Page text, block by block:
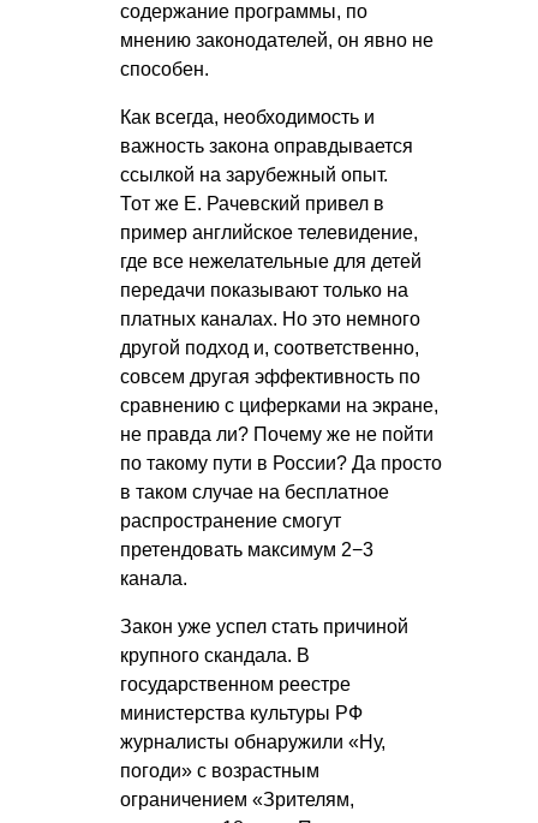
содержание программы, по
мнению законодателей, он явно не
способен.
Как всегда, необходимость и
важность закона оправдывается
ссылкой на зарубежный опыт.
Тот же Е. Рачевский привел в
пример английское телевидение,
где все нежелательные для детей
передачи показывают только на
платных каналах. Но это немного
другой подход и, соответственно,
совсем другая эффективность по
сравнению с циферками на экране,
не правда ли? Почему же не пойти
по такому пути в России? Да просто
в таком случае на бесплатное
распространение смогут
претендовать максимум 2−3
канала.
Закон уже успел стать причиной
крупного скандала. В
государственном реестре
министерства культуры РФ
журналисты обнаружили «Ну,
погоди» с возрастным
ограничением «Зрителям,